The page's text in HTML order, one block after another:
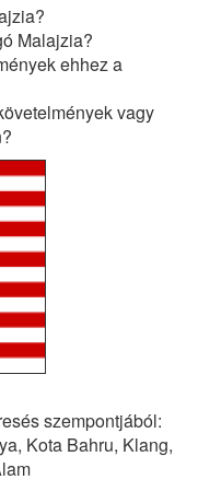
Malajzia?
ehhez a
vagy
szempontjából:
Kota Bahru, Klang,